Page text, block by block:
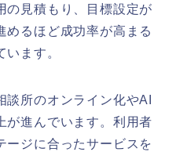
の見積もり、目標設定が
めるほど成功率が高まる
ます。
所のオンライン化やAI
が進んでいます。利用者
ージに合ったサービスを